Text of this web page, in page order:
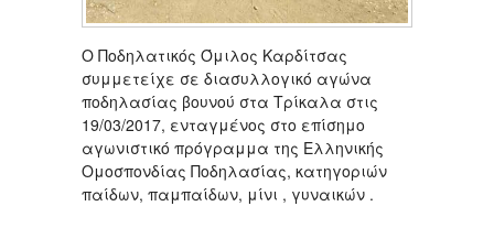
Ο Ποδηλατικός Όμιλος Καρδίτσας
συμμετείχε σε διασυλλογικό αγώνα
ποδηλασίας βουνού στα Τρίκαλα στις
19/03/2017, ενταγμένος στο επίσημο
αγωνιστικό πρόγραμμα της Ελληνικής
Ομοσπονδίας Ποδηλασίας, κατηγοριών
παίδων, παμπαίδων, μίνι , γυναικών .